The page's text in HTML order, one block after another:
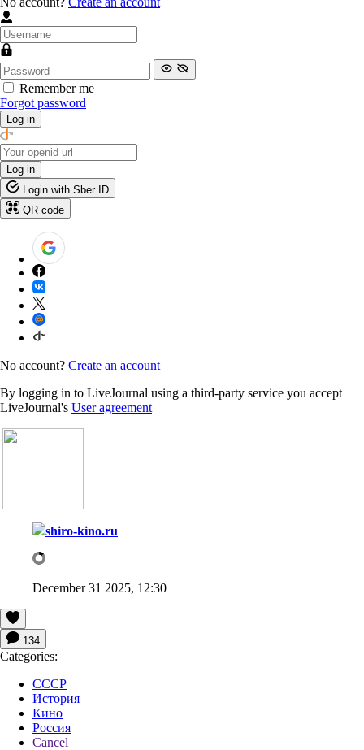
Remember me
Forgot password
Log in
Log in
Login with Sber ID
QR code
No account? Create an account
By logging in to LiveJournal using a third-party service you accept
LiveJournal's User agreement
shiro-kino.ru
December 31 2025, 12:30
134
Categories:
СССР
История
Кино
Россия
Cancel